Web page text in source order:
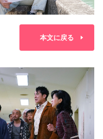
本文に戻る